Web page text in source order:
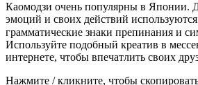
Каомодзи очень популярны в Японии.
эмоций и своих действий
грамматические знаки препинания и
Используйте подобный креатив в
интернете, чтобы впечатлить своих
Нажмите / кликните, чтобы